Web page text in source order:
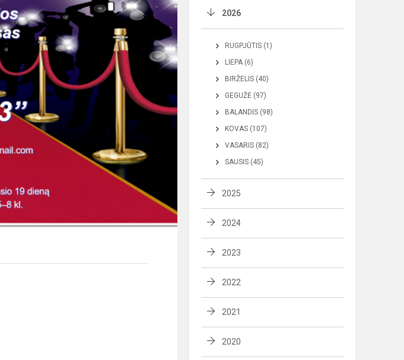
2026
RUGPJŪTIS (1)
LIEPA (6)
BIRŽELIS (40)
GEGUŽĖ (97)
BALANDIS (98)
KOVAS (107)
VASARIS (82)
SAUSIS (45)
2025
2024
2023
2022
2021
2020